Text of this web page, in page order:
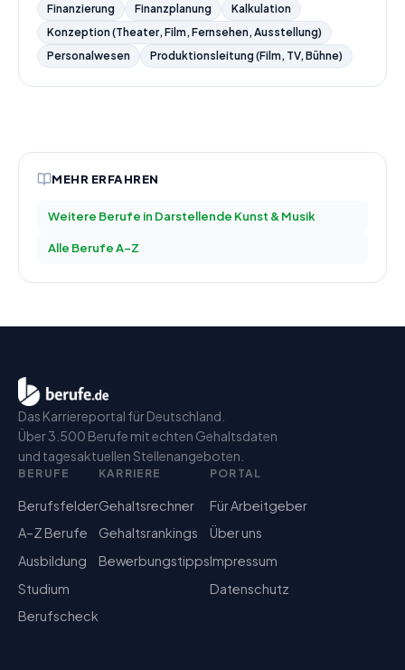
Finanzierung
Finanzplanung
Kalkulation
Konzeption (Theater, Film, Fernsehen, Ausstellung)
Personalwesen
Produktionsleitung (Film, TV, Bühne)
MEHR ERFAHREN
Weitere Berufe in Darstellende Kunst & Musik
Alle Berufe A–Z
Das Karriereportal für Deutschland.
Über 3.500 Berufe mit echten Gehaltsdaten
und tagesaktuellen Stellenangeboten.
BERUFE
Berufsfelder
A–Z Berufe
Ausbildung
Studium
Berufscheck
KARRIERE
Gehaltsrechner
Gehaltsrankings
Bewerbungstipps
PORTAL
Für Arbeitgeber
Über uns
Impressum
Datenschutz